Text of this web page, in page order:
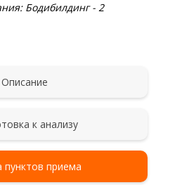
Бодибилдинг - 2
Описание
к анализу
пунктов приема